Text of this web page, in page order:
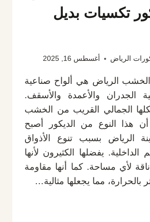
تكسيات بديل
الرياض أغسطس 16, 2025
الرياض هي ألواح صناعية
الجدران والأعمدة والأسقف.
الجمالي القريب من الخشب
أن هذا النوع من الديكور أصبح
الرياض بسبب تنوع الأذواق
الداخلية. يفضلها الكثيرون لأنها
لأي مساحة. كما أنها مقاومة
بالحرارة، مما يجعلها مثالية…